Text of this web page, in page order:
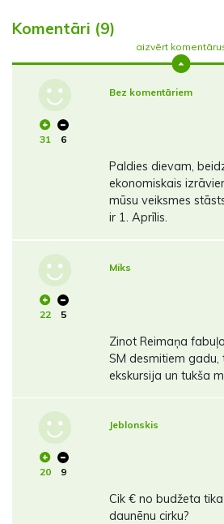
Komentāri (9)
aizvērt
31 6
Bez komentāriem
Paldies dievam,
ekonomiskais
mūsu veiksmes
ir 1. Aprīlis.
22 5
Miks
Zinot Reimaņa
SM desmitiem gadu,
ekskursija un tukša
20 9
Jeblonskis
Cik € no budžeta
daunēnu cirku?